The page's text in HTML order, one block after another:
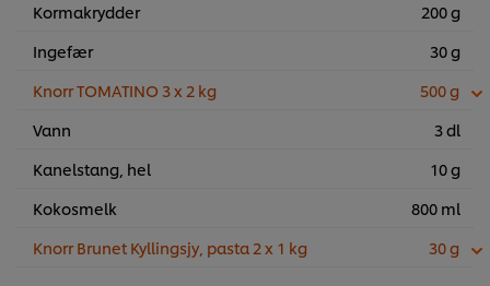
Kormakrydder
200 g
Ingefær
30 g
Knorr TOMATINO 3 x 2 kg
500 g
Vann
3 dl
Kanelstang, hel
10 g
Kokosmelk
800 ml
Knorr Brunet Kyllingsjy, pasta 2 x 1 kg
30 g